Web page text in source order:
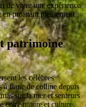
de vivre une expérience
en profitant pleinement
patrimoine
les célèbres
à flanc de colline depuis
sur la mer et senteurs
entre nature et culture.